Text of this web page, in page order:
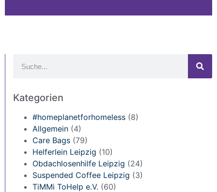
Kategorien
#homeplanetforhomeless (8)
Allgemein (4)
Care Bags (79)
Helferlein Leipzig (10)
Obdachlosenhilfe Leipzig (24)
Suspended Coffee Leipzig (3)
TiMMi ToHelp e.V. (60)